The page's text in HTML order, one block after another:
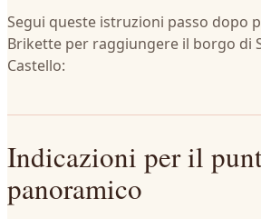
Segui queste istruzioni passo dopo
Brikette per raggiungere il borgo di
Castello:
Indicazioni per il
panoramico